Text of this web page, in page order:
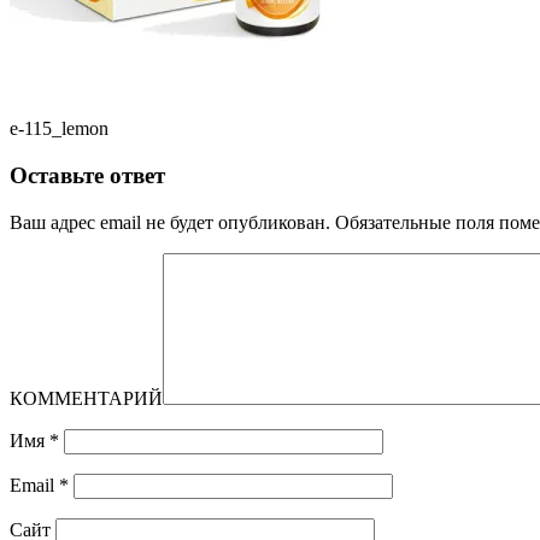
e-115_lemon
Оставьте ответ
Ваш адрес email не будет опубликован. Обязательные поля
КОММЕНТАРИЙ
Имя *
Email *
Сайт